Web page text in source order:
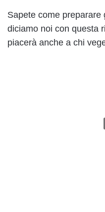
Sapete come preparare
diciamo noi con questa
piacerà anche a chi